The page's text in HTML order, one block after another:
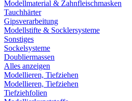
Modellmaterial & Zahnfleischmasken
Tauchhärter
Gipsverarbeitung
Modellstifte & Socklersysteme
Sonstiges
Sockelsysteme
Doubliermassen
Alles anzeigen
Modellieren, Tiefziehen
Modellieren, Tiefziehen
Tiefziehfolien